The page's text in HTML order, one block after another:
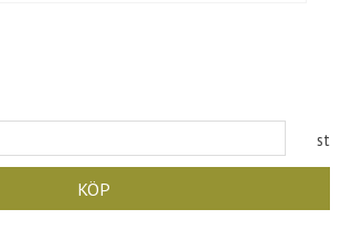
st
KÖP